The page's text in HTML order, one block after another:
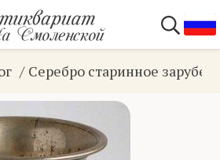
Серебро старинное